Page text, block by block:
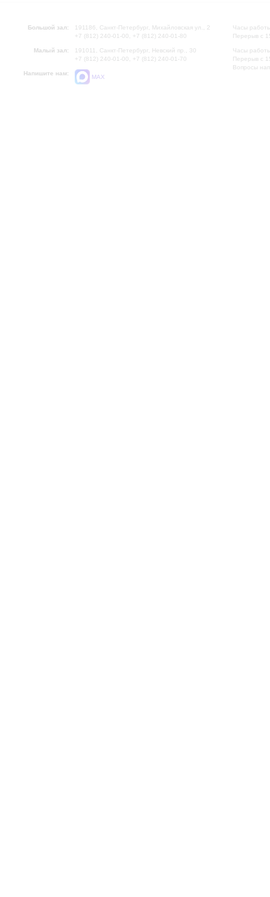
Большой зал:
191186, Санкт-Петербург, Михайловская ул., 2
+7 (812) 240-01-00, +7 (812) 240-01-80
Малый зал:
191011, Санкт-Петербург, Невский пр., 30
+7 (812) 240-01-00, +7 (812) 240-01-70
Напишите нам:
MAX
Часы
Перерыв с
Часы
Перерыв с
Вопросы